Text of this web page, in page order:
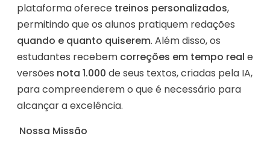
plataforma oferece treinos personalizados,
permitindo que os alunos pratiquem redações
quando e quanto quiserem. Além disso, os
estudantes recebem correções em tempo real e
versões nota 1.000 de seus textos, criadas pela IA,
para compreenderem o que é necessário para
alcançar a excelência.
Nossa Missão